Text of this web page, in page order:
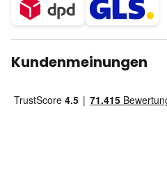
Kundenmeinungen